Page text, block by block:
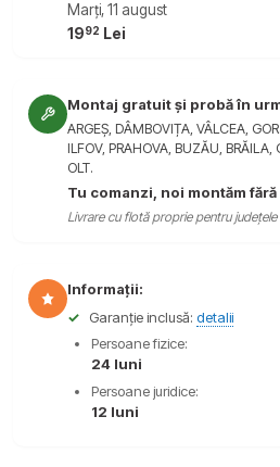
Marți, 11 august
1992 Lei
Montaj gratuit și probă în
ARGEȘ, DÂMBOVIȚA, VÂLCEA,
ILFOV, PRAHOVA, BUZĂU, BRĂILA,
OLT.
Tu comanzi, noi montăm
Livrare cu flotă proprie pentru
Informații:
✓
Garanție inclusă: detalii
Persoane fizice:
24 luni
Persoane juridice:
12 luni